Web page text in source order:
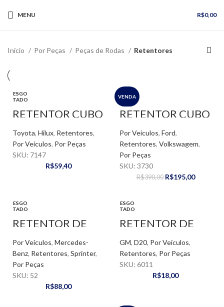
MENU R$0,00
Início Por Peças Peças de Rodas Retentores
ESGO
TADO
RETENTOR CUBO
DIANTEIRA
HILUX 2.8
Toyota, Hilux, Retentores,
Por Veículos, Por Peças
SKU: 7147
R$59,40
VENDA
RETENTOR CUBO
RODA TRASEIRA
– FORD /
VOLKSWAGEN
Por Veículos, Ford,
Retentores, Volkswagem,
Por Peças
SKU: 3730
R$390,00 R$195,00
ESGO
TADO
RETENTOR DE
CUBO DA RODA
DIANTEIRO –
SPRINTER
Por Veículos, Mercedes-
Benz, Retentores, Sprinter,
Por Peças
SKU: 52
R$88,00
ESGO
TADO
RETENTOR DE
RODA DIANTEIRA
– D20 GM
GM, D20, Por Veículos,
Retentores, Por Peças
SKU: 6011
R$18,00